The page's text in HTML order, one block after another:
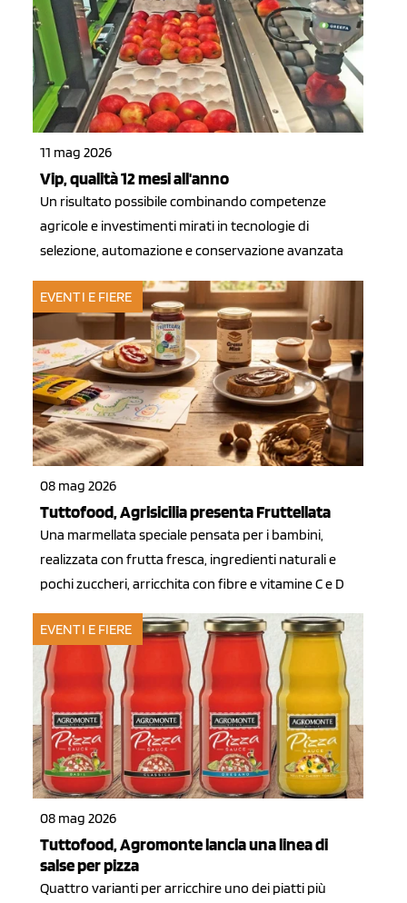
11 mag 2026
Vip, qualità 12 mesi all'anno
Un risultato possibile combinando competenze
agricole e investimenti mirati in tecnologie di
selezione, automazione e conservazione avanzata
EVENTI E FIERE
08 mag 2026
Tuttofood, Agrisicilia presenta Fruttellata
Una marmellata speciale pensata per i bambini,
realizzata con frutta fresca, ingredienti naturali e
pochi zuccheri, arricchita con fibre e vitamine C e D
EVENTI E FIERE
08 mag 2026
Tuttofood, Agromonte lancia una linea di
salse per pizza
Quattro varianti per arricchire uno dei piatti più